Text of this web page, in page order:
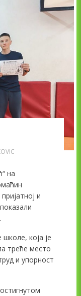
на
и
која је
треће место
и упорност